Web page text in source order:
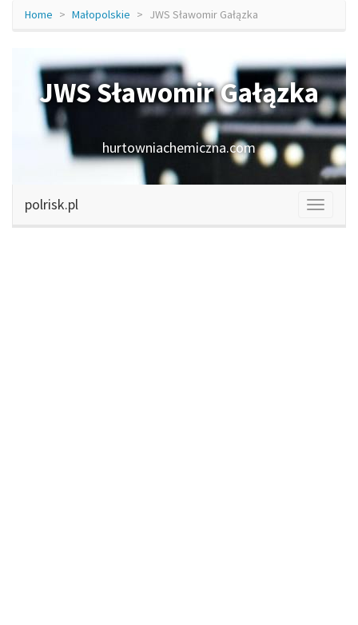
Home Małopolskie JWS Sławomir Gałązka
JWS Sławomir Gałązka
hurtowniachemiczna.com
polrisk.pl